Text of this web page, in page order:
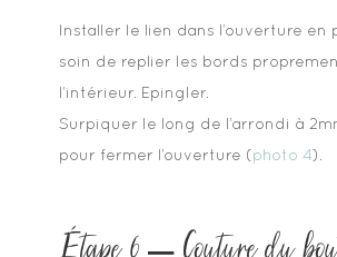
Installer le lien dans l’ouverture en
soin de replier les bords
l’intérieur. Epingler.
Surpiquer le long de l’arrondi à
pour fermer l’ouverture ( photo 4 ).